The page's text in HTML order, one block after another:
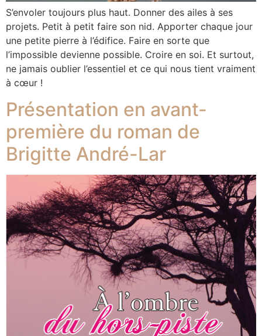
S’envoler toujours plus haut. Donner des ailes à ses
projets. Petit à petit faire son nid. Apporter chaque jour
une petite pierre à l’édifice. Faire en sorte que
l’impossible devienne possible. Croire en soi. Et surtout,
ne jamais oublier l’essentiel et ce qui nous tient vraiment
à cœur !
Présentation en avant-
première du roman de
Brigitte André-Lar